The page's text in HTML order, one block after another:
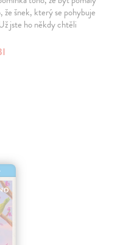
že šnek, který se pohybuje
jste ho někdy chtěli